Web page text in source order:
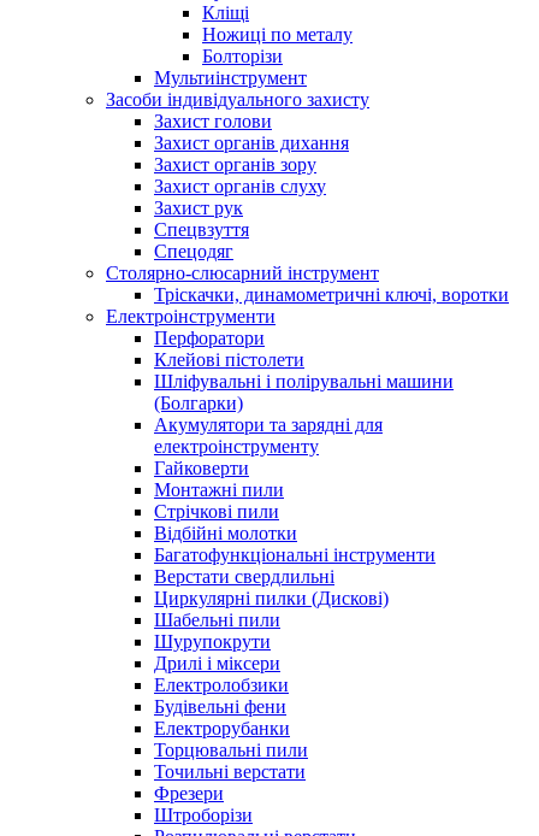
Кліщі
Ножиці по металу
Болторізи
Мультиінструмент
Засоби індивідуального захисту
Захист голови
Захист органів дихання
Захист органів зору
Захист органів слуху
Захист рук
Спецвзуття
Спецодяг
Столярно-слюсарний інструмент
Тріскачки, динамометричні ключі, воротки
Електроінструменти
Перфоратори
Клейові пістолети
Шліфувальні і полірувальні машини
(Болгарки)
Акумулятори та зарядні для
електроінструменту
Гайковерти
Монтажні пили
Стрічкові пили
Відбійні молотки
Багатофункціональні інструменти
Верстати свердлильні
Циркулярні пилки (Дискові)
Шабельні пили
Шурупокрути
Дрилі і міксери
Електролобзики
Будівельні фени
Електрорубанки
Торцювальні пили
Точильні верстати
Фрезери
Штроборізи